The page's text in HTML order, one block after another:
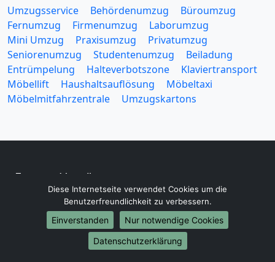
Umzugsservice Behördenumzug
Büroumzug
Fernumzug
Firmenumzug
Laborumzug
Mini Umzug
Praxisumzug
Privatumzug
Seniorenumzug
Studentenumzug
Beiladung
Entrümpelung
Halteverbotszone
Klaviertransport
Möbellift
Haushaltsauflösung
Möbeltaxi
Möbelmitfahrzentrale
Umzugskartons
Europa-Umzüge
Umzug von Bergisch Gladbach nach Belarus
Umzug von Bergisch Gladbach nach Belgien
Umzug von Bergisch Gladbach nach Bulgarien
Umzug von Bergisch Gladbach nach Dänemark
Diese Internetseite verwendet Cookies um die
Benutzerfreundlichkeit zu verbessern.
Einverstanden
Nur notwendige Cookies
Datenschutzerklärung